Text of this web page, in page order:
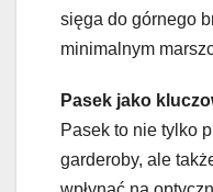
sięga do górnego
minimalnym
Pasek jako
Pasek to nie tylko
garderoby, ale